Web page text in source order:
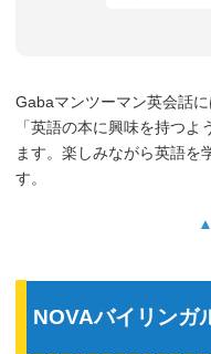
Gabaマンツーマン英会話
「英語の本に興味を持つ
ます。楽しみながら英語を
す。
NOVAバイリンガ